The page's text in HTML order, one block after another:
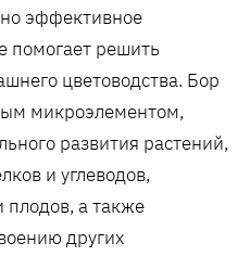
эффективное
помогает решить
цветоводства. Бор
микроэлементом,
развития растений,
и углеводов,
а также
других